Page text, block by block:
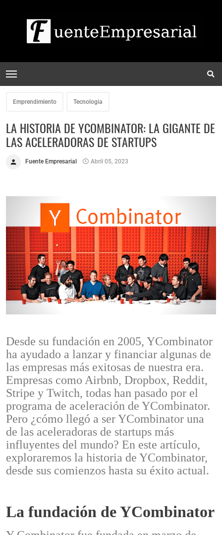
Emprendimiento Tecnologia
LA HISTORIA DE YCOMBINATOR: LA GIGANTE DE
LAS ACELERADORAS DE STARTUPS
Fuente Empresarial Abril 05, 2023
Desde su fundación en 2005, YCombinator
ha ayudado a lanzar y financiar algunas de
las empresas más exitosas de nuestra era.
Empresas como Airbnb, Dropbox, Reddit,
Stripe y Twitch, todas han pasado por el
programa de aceleración de YCombinator.
Pero ¿cómo llegó a ser YCombinator una
de las aceleradoras de startups más
influyentes del mundo? En este artículo,
exploraremos la historia de YCombinator,
desde sus comienzos hasta su éxito actual.
La fundación de YCombinator